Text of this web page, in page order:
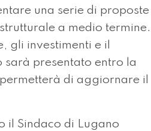
una serie di proposte
a medio termine.
gli investimenti e il
presentato entro la
di aggiornare il
il Sindaco di Lugano